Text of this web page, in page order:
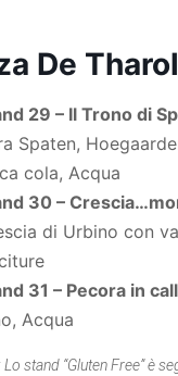
De
29 – Il Trono di
Spaten,
cola, Acqua
30 –
di Urbino con
31 – Pecora in
Acqua
stand “Gluten Free” è